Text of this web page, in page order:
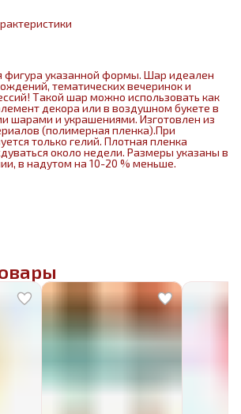
фигура указанной формы. Шар идеален
тематических вечеринок и
Такой шар можно использовать как
декора или в воздушном букете в
шарами и украшениями. Изготовлен из
(полимерная пленка).При
только гелий. Плотная пленка
около недели. Размеры указаны в
в надутом на 10-20 % меньше.